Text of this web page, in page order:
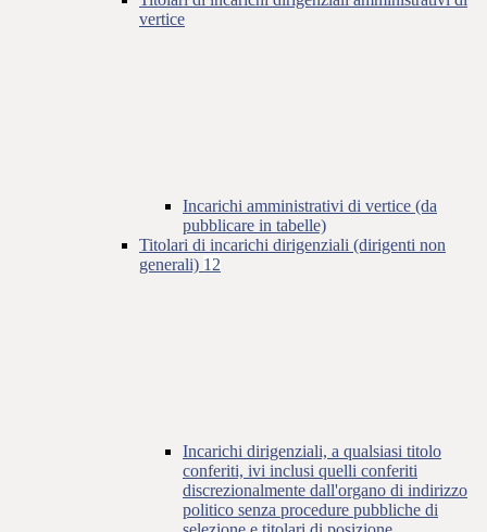
vertice
Incarichi amministrativi di vertice (da
pubblicare in tabelle)
Titolari di incarichi dirigenziali (dirigenti non
generali) 12
Incarichi dirigenziali, a qualsiasi titolo
conferiti, ivi inclusi quelli conferiti
discrezionalmente dall'organo di indirizzo
politico senza procedure pubbliche di